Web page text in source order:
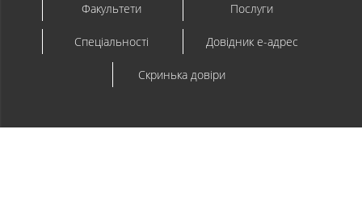
Факультети Послуги
Спеціальності Довідник e-адрес
Скринька довіри